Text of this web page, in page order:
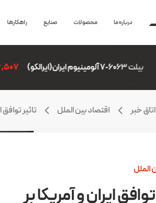
درباره ما محصولات صنایع راهکارها
6,306,507
اتاق خبر اقتصاد بین الملل تاثیر
الملل
ایران و آمریکا بر